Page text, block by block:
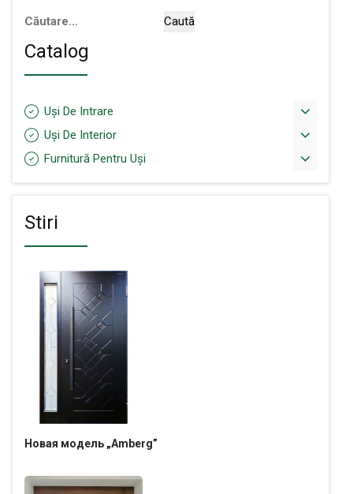
Caută
după:
Catalog
Uși De Intrare
Uși De Interior
Furnitură Pentru Uși
Stiri
Новая модель „Amberg”